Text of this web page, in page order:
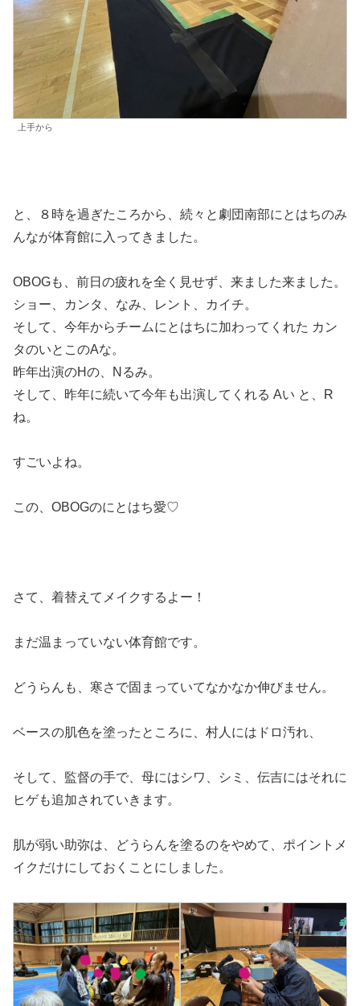
上手から
と、８時を過ぎたころから、続々と劇団南部にとはちのみ
んなが体育館に入ってきました。
OBOGも、前日の疲れを全く見せず、来ました来ました。
ショー、カンタ、なみ、レント、カイチ。
そして、今年からチームにとはちに加わってくれた カン
タのいとこのAな。
昨年出演のHの、Nるみ。
そして、昨年に続いて今年も出演してくれる Aい と、R
ね。
すごいよね。
この、OBOGのにとはち愛♡
さて、着替えてメイクするよー！
まだ温まっていない体育館です。
どうらんも、寒さで固まっていてなかなか伸びません。
ベースの肌色を塗ったところに、村人にはドロ汚れ、
そして、監督の手で、母にはシワ、シミ、伝吉にはそれに
ヒゲも追加されていきます。
肌が弱い助弥は、どうらんを塗るのをやめて、ポイントメ
イクだけにしておくことにしました。